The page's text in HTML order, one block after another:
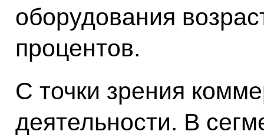
оборудования
процентов.
С точки зрения
деятельности. В